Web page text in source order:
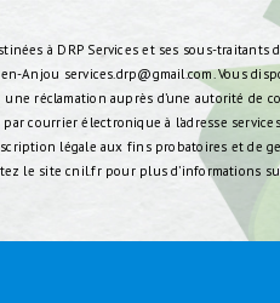
à DRP Services et ses sous-traitants
Anjou services.drp@gmail.com. Vous
réclamation auprès d’une autorité de
courrier électronique à l'adresse
légale aux fins probatoires et de
le site cnil.fr pour plus d’informations